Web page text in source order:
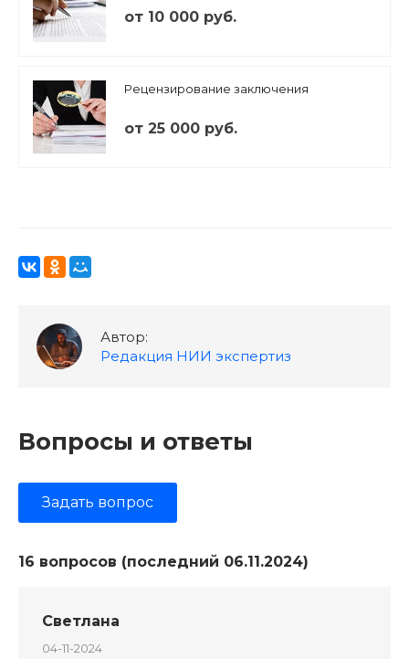
от 10 000 руб.
Рецензирование заключения
от 25 000 руб.
Автор:
Редакция НИИ экспертиз
Вопросы и ответы
Задать вопрос
16 вопросов (последний 06.11.2024)
Светлана
04-11-2024